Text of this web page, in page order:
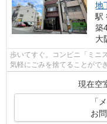
地
駅
築
大
歩いてすぐ。コンビニ「ミニ
気軽にごみを捨てることがで
現在空
「
お